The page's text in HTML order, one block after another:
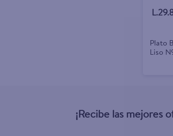
Plato
Liso
¡Recibe las mejores